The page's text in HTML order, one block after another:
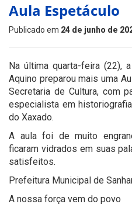
Aula Espetáculo
Publicado em 24 de junho de
Na última quarta-feira (22),
Aquino preparou mais uma
Secretaria de Cultura, com
especialista em
do Xaxado.
A aula foi de muito
ficaram vidrados em suas
satisfeitos.
Prefeitura Municipal de
A nossa força vem do povo